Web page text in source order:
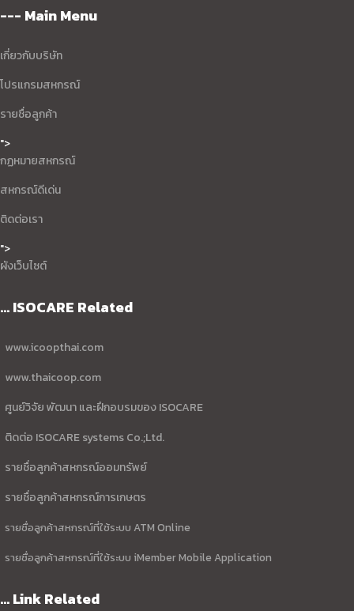
--- Main Menu
เกี่ยวกับบริษัท
โปรแกรมสหกรณ์
รายชื่อลูกค้า
">
กฏหมายสหกรณ์
สหกรณ์ดีเด่น
ติดต่อเรา
">
ผังเว็บไซต์
... ISOCARE Related
www.icoopthai.com
www.thaicoop.com
ศูนย์วิจัย พัฒนา และฝึกอบรมของ ISOCARE
ติดต่อ ISOCARE systems Co.;Ltd.
รายชื่อลูกค้าสหกรณ์ออมทรัพย์
รายชื่อลูกค้าสหกรณ์การเกษตร
รายชื่อลูกค้าสหกรณ์ที่ใช้ระบบ ATM Online
รายชื่อลูกค้าสหกรณ์ที่ใช้ระบบ iMember Mobile Application
... Link Related